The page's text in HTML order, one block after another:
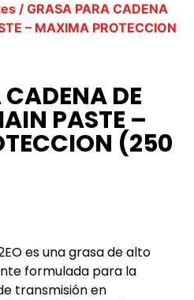
/ GRASA PARA CADENA
– MAXIMA PROTECCION
DE
PASTE –
(250
es una grasa de alto
formulada para la
transmisión en